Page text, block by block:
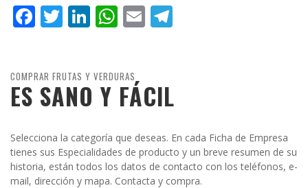
Facebook
Twitter
LinkedIn
WhatsApp
Email
COMPRAR FRUTAS Y VERDURAS
ES SANO Y FÁCIL
Selecciona la categoría que deseas. En cada Ficha de Empresa
tienes sus Especialidades de producto y un breve resumen de su
historia, están todos los datos de contacto con los teléfonos, e-
mail, dirección y mapa. Contacta y compra.